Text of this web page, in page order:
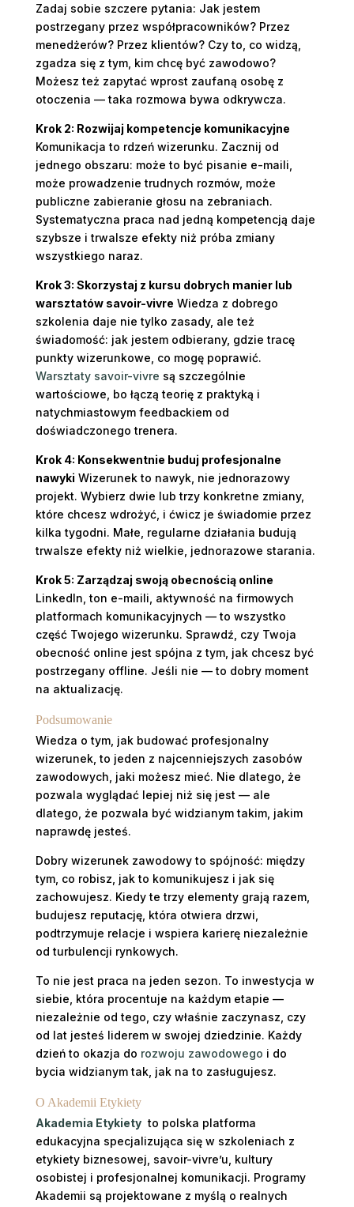
Zadaj sobie szczere pytania: Jak jestem
postrzegany przez współpracowników? Przez
menedżerów? Przez klientów? Czy to, co widzą,
zgadza się z tym, kim chcę być zawodowo?
Możesz też zapytać wprost zaufaną osobę z
otoczenia — taka rozmowa bywa odkrywcza.
Krok 2: Rozwijaj kompetencje komunikacyjne
Komunikacja to rdzeń wizerunku. Zacznij od
jednego obszaru: może to być pisanie e-maili,
może prowadzenie trudnych rozmów, może
publiczne zabieranie głosu na zebraniach.
Systematyczna praca nad jedną kompetencją daje
szybsze i trwalsze efekty niż próba zmiany
wszystkiego naraz.
Krok 3: Skorzystaj z kursu dobrych manier lub
warsztatów savoir-vivre Wiedza z dobrego
szkolenia daje nie tylko zasady, ale też
świadomość: jak jestem odbierany, gdzie tracę
punkty wizerunkowe, co mogę poprawić.
Warsztaty savoir-vivre są szczególnie
wartościowe, bo łączą teorię z praktyką i
natychmiastowym feedbackiem od
doświadczonego trenera.
Krok 4: Konsekwentnie buduj profesjonalne
nawyki Wizerunek to nawyk, nie jednorazowy
projekt. Wybierz dwie lub trzy konkretne zmiany,
które chcesz wdrożyć, i ćwicz je świadomie przez
kilka tygodni. Małe, regularne działania budują
trwalsze efekty niż wielkie, jednorazowe starania.
Krok 5: Zarządzaj swoją obecnością online
LinkedIn, ton e-maili, aktywność na firmowych
platformach komunikacyjnych — to wszystko
część Twojego wizerunku. Sprawdź, czy Twoja
obecność online jest spójna z tym, jak chcesz być
postrzegany offline. Jeśli nie — to dobry moment
na aktualizację.
Podsumowanie
Wiedza o tym, jak budować profesjonalny
wizerunek, to jeden z najcenniejszych zasobów
zawodowych, jaki możesz mieć. Nie dlatego, że
pozwala wyglądać lepiej niż się jest — ale
dlatego, że pozwala być widzianym takim, jakim
naprawdę jesteś.
Dobry wizerunek zawodowy to spójność: między
tym, co robisz, jak to komunikujesz i jak się
zachowujesz. Kiedy te trzy elementy grają razem,
budujesz reputację, która otwiera drzwi,
podtrzymuje relacje i wspiera karierę niezależnie
od turbulencji rynkowych.
To nie jest praca na jeden sezon. To inwestycja w
siebie, która procentuje na każdym etapie —
niezależnie od tego, czy właśnie zaczynasz, czy
od lat jesteś liderem w swojej dziedzinie. Każdy
dzień to okazja do rozwoju zawodowego i do
bycia widzianym tak, jak na to zasługujesz.
O Akademii Etykiety
Akademia Etykiety to polska platforma
edukacyjna specjalizująca się w szkoleniach z
etykiety biznesowej, savoir-vivre’u, kultury
osobistej i profesjonalnej komunikacji. Programy
Akademii są projektowane z myślą o realnych